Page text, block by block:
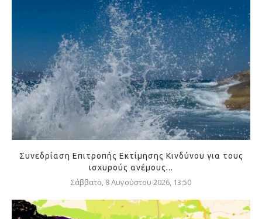
Συνεδρίαση Επιτροπής Εκτίμησης Κινδύνου για τους
ισχυρούς ανέμους...
Σάββατο, 8 Αυγούστου 2026, 13:50